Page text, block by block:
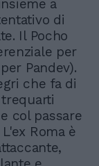
a
di
Il Pocho
per
Pandev).
che fa di
col passare
Roma è